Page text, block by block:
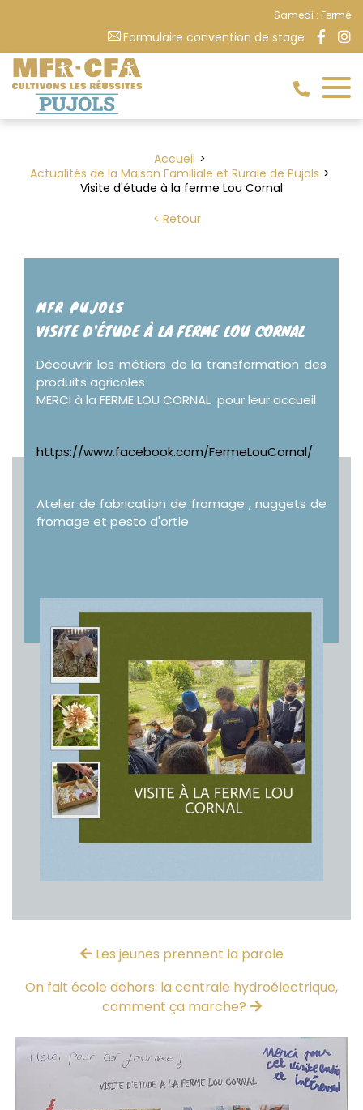
Samedi : Fermé
Formulaire convention de stage
Accueil
Actualités de la Maison Familiale et Rurale de Pujols
Visite d'étude à la ferme Lou Cornal
Retour
MFR PUJOLS
VISITE D'ÉTUDE À LA FERME LOU CORNAL
Découvrir les métiers de la transformation des
produits agricoles
MERCI à la FERME LOU CORNAL pour leur accueil
https://www.facebook.com/FermeLouCornal/
Atelier de fabrication de fromage , nuggets de
fromage et pesto d'ortie
Les jeunes prennent la parole
On fait école dehors: la centrale hydroélectrique,
comment ça marche?